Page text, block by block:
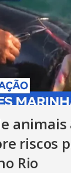
riscos
Rio